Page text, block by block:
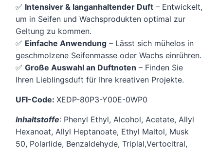
✅ Intensiver & langanhaltender Duft – Entwickelt,
um in Seifen und Wachsprodukten optimal zur
Geltung zu kommen.
✅ Einfache Anwendung – Lässt sich mühelos in
geschmolzene Seifenmasse oder Wachs einrühren.
✅ Große Auswahl an Duftnoten – Finden Sie
Ihren Lieblingsduft für Ihre kreativen Projekte.
UFI-Code: XEDP-80P3-Y00E-0WP0
Inhaltstoffe: Phenyl Ethyl, Alcohol, Acetate, Allyl
Hexanoat, Allyl Heptanoate, Ethyl Maltol, Musk
50, Polarlide, Benzaldehyde, Triplal,Vertocitral,